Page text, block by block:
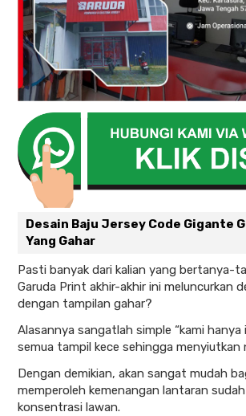
Desain Baju Jersey Code Gigante
Yang Gahar
Pasti banyak dari kalian yang bertanya-
Garuda Print akhir-akhir ini meluncurkan
dengan tampilan gahar?
Alasannya sangatlah simple “kami
semua tampil kece sehingga menyiutkan
Dengan demikian, akan sangat mudah
memperoleh kemenangan lantaran
konsentrasi lawan.